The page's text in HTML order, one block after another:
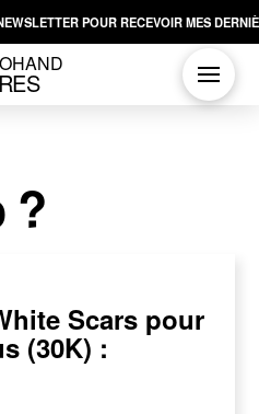
POUR RECEVOIR MES
?
Scars pour
(30K) :